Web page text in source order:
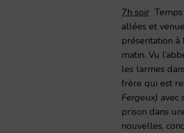
7h soir
allées et
présentation
matin. Vu
les larmes
frère qui est
Fergeux) avec
prison dans
nouvelles,